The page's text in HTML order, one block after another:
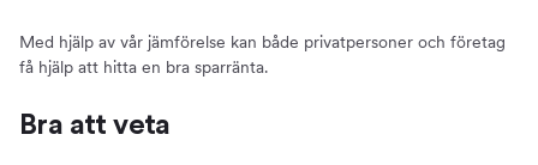
Med hjälp av vår jämförelse kan både privatpersoner och företag
få hjälp att hitta en bra sparränta.
Bra att veta